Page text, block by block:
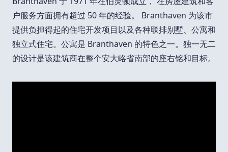
户服务方面拥有超过 50 年的经验。 Branthaven 为该市
提供负担得起的住宅开发项目以及各种联排别墅、公寓和
独立式住宅。公寓是 Branthaven 的特色之一。独一无二
的设计是该建筑商在整个安大略省南部的座右铭和目标。